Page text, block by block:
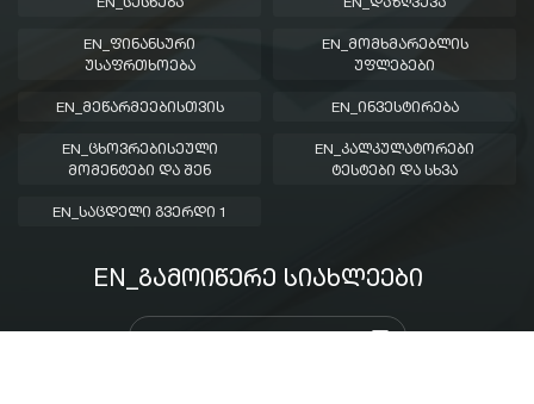
EN_ᲡᲔᲡᲮᲔᲑᲐ EN_ᲓᲐᲖᲦᲕᲔᲕᲐ
EN_ᲤᲘᲜᲐᲜᲡᲣᲠᲘ
ᲣᲡᲐᲤᲠᲗᲮᲝᲔᲑᲐ
EN_ᲛᲝᲛᲮᲛᲐᲠᲔᲑᲚᲘᲡ
ᲣᲤᲚᲔᲑᲔᲑᲘ
EN_ᲛᲔᲬᲐᲠᲛᲔᲔᲑᲘᲡᲗᲕᲘᲡ EN_ᲘᲜᲕᲔᲡᲢᲘᲠᲔᲑᲐ
EN_ᲪᲮᲝᲕᲠᲔᲑᲘᲡᲔᲣᲚᲘ
ᲛᲝᲛᲔᲜᲢᲔᲑᲘ ᲓᲐ ᲨᲔᲜ
EN_ᲙᲐᲚᲙᲣᲚᲐᲢᲝᲠᲔᲑᲘ
ᲢᲔᲡᲢᲔᲑᲘ ᲓᲐ ᲡᲮᲕᲐ
EN_ᲡᲐᲪᲓᲔᲚᲘ ᲒᲕᲔᲠᲓᲘ 1
EN_ᲒᲐᲛᲝᲘᲬᲔᲠᲔ ᲡᲘᲐᲮᲚᲔᲔᲑᲘ